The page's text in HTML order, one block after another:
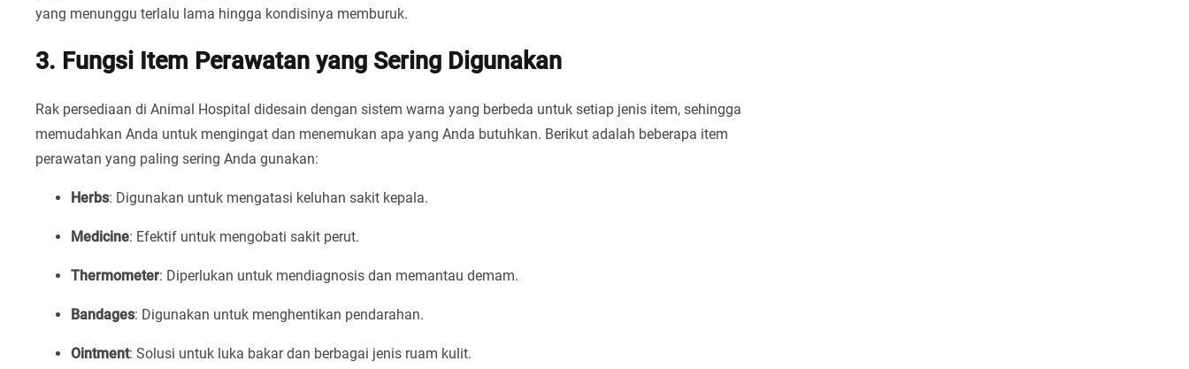
yang menunggu terlalu lama hingga kondisinya memburuk.
3. Fungsi Item Perawatan yang Sering Digunakan
Rak persediaan di Animal Hospital didesain dengan sistem warna yang berbeda untuk setiap jenis item, sehingga
memudahkan Anda untuk mengingat dan menemukan apa yang Anda butuhkan. Berikut adalah beberapa item
perawatan yang paling sering Anda gunakan:
Herbs: Digunakan untuk mengatasi keluhan sakit kepala.
Medicine: Efektif untuk mengobati sakit perut.
Thermometer: Diperlukan untuk mendiagnosis dan memantau demam.
Bandages: Digunakan untuk menghentikan pendarahan.
Ointment: Solusi untuk luka bakar dan berbagai jenis ruam kulit.